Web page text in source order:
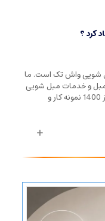
کرد ؟
شویی واش تک است. ما
و خدمات مبل شویی
فعالیت می‌کنیم و از سال ۲۰۱۶ تاکنون بیش از 1400 نمونه کار و